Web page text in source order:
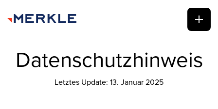
Datenschutzhinweis
Letztes Update: 13. Januar 2025